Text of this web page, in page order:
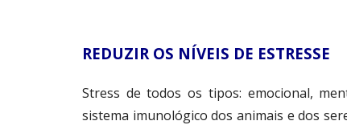
REDUZIR OS NÍVEIS DE ESTRESSE
Stress de todos os tipos: emocional,
sistema imunológico dos animais e dos